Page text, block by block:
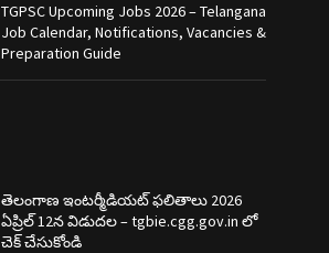
TGPSC Upcoming Jobs 2026 – Telangana
Job Calendar, Notifications, Vacancies &
Preparation Guide
తెలంగాణ ఇంటర్మీడియట్ ఫలితాలు 2026
ఏప్రిల్ 12న విడుదల – tgbie.cgg.gov.in లో
చెక్ చేసుకోండి